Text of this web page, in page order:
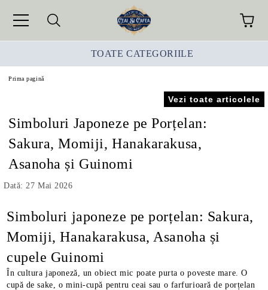
TOATE CATEGORIILE
Prima pagină
Vezi toate articolele
Simboluri Japoneze pe Porțelan:
Sakura, Momiji, Hanakarakusa,
Asanoha și Guinomi
Dată: 27 Mai 2026
Simboluri japoneze pe porțelan: Sakura,
Momiji, Hanakarakusa, Asanoha și
cupele Guinomi
În cultura japoneză, un obiect mic poate purta o poveste mare. O
cupă de sake, o mini-cupă pentru ceai sau o farfurioară de porțelan